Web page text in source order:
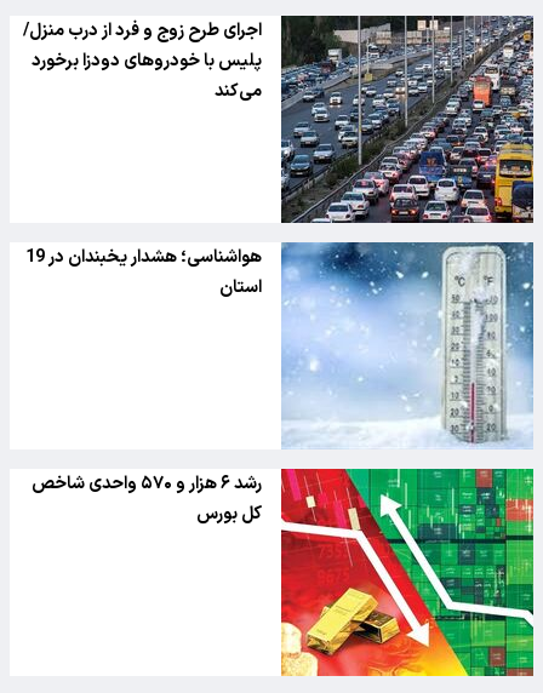
اجرای طرح زوج و فرد از درب منزل/
پلیس با خودرو‌های دودزا برخورد
می‌کند
هواشناسی؛ هشدار یخبندان در 19
استان
رشد ۶ هزار و ۵۷۰ واحدی شاخص
کل بورس